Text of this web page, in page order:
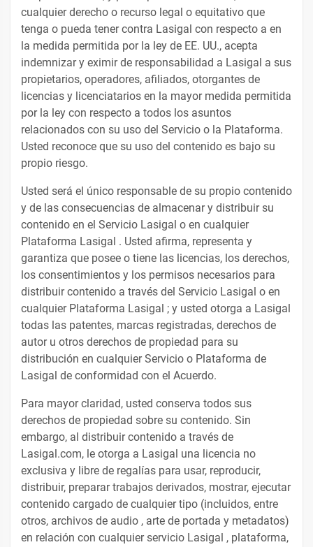
cualquier derecho o recurso legal o equitativo que
tenga o pueda tener contra Lasigal con respecto a en
la medida permitida por la ley de EE. UU., acepta
indemnizar y eximir de responsabilidad a Lasigal a sus
propietarios, operadores, afiliados, otorgantes de
licencias y licenciatarios en la mayor medida permitida
por la ley con respecto a todos los asuntos
relacionados con su uso del Servicio o la Plataforma.
Usted reconoce que su uso del contenido es bajo su
propio riesgo.
Usted será el único responsable de su propio contenido
y de las consecuencias de almacenar y distribuir su
contenido en el Servicio Lasigal o en cualquier
Plataforma Lasigal . Usted afirma, representa y
garantiza que posee o tiene las licencias, los derechos,
los consentimientos y los permisos necesarios para
distribuir contenido a través del Servicio Lasigal o en
cualquier Plataforma Lasigal ; y usted otorga a Lasigal
todas las patentes, marcas registradas, derechos de
autor u otros derechos de propiedad para su
distribución en cualquier Servicio o Plataforma de
Lasigal de conformidad con el Acuerdo.
Para mayor claridad, usted conserva todos sus
derechos de propiedad sobre su contenido. Sin
embargo, al distribuir contenido a través de
Lasigal.com, le otorga a Lasigal una licencia no
exclusiva y libre de regalías para usar, reproducir,
distribuir, preparar trabajos derivados, mostrar, ejecutar
contenido cargado de cualquier tipo (incluidos, entre
otros, archivos de audio , arte de portada y metadatos)
en relación con cualquier servicio Lasigal , plataforma,